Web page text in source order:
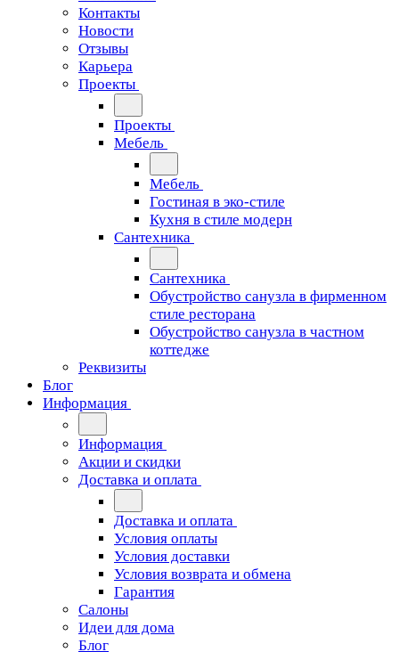
Контакты
Новости
Отзывы
Карьера
Проекты
Проекты
Мебель
Мебель
Гостиная в эко-стиле
Кухня в стиле модерн
Сантехника
Сантехника
Обустройство санузла в фирменном
стиле ресторана
Обустройство санузла в частном
коттедже
Реквизиты
Блог
Информация
Информация
Акции и скидки
Доставка и оплата
Доставка и оплата
Условия оплаты
Условия доставки
Условия возврата и обмена
Гарантия
Салоны
Идеи для дома
Блог